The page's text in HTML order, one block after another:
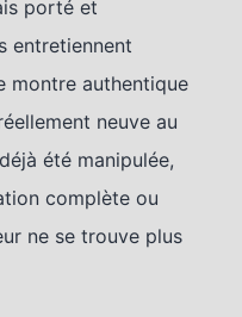
porté et
entretiennent
montre authentique
neuve au
été manipulée,
complète ou
ne se trouve plus